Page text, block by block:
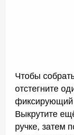
Чтобы
отстегните
фиксирующий
Выкрутите
ручке, затем